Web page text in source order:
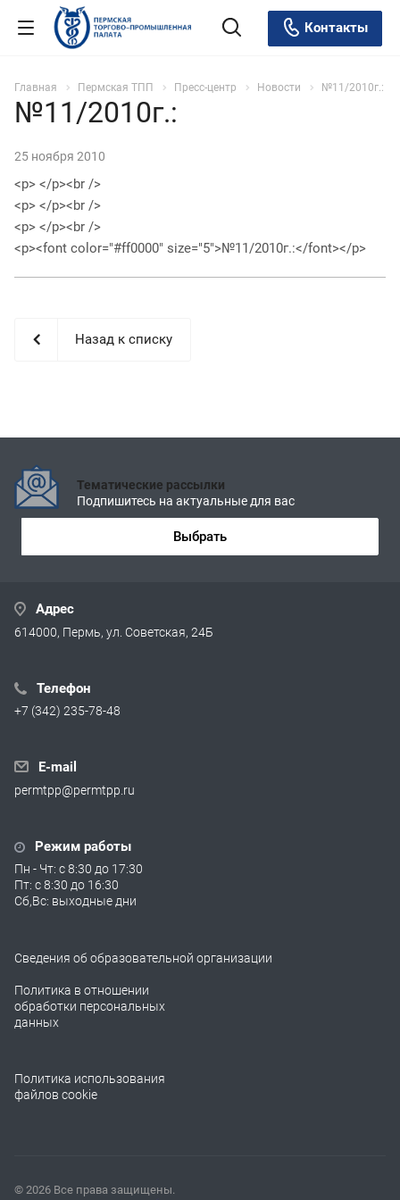
Контакты
Главная Пермская ТПП Пресс-центр Новости №11/2010г.:
№11/2010г.:
25 ноября 2010
<p> </p><br />
<p> </p><br />
<p> </p><br />
<p><font color="#ff0000" size="5">№11/2010г.:</font></p>
Назад к списку
Тематические рассылки
Подпишитесь на актуальные для вас
Выбрать
Адрес
614000, Пермь, ул. Советская, 24Б
Телефон
+7 (342) 235-78-48
E-mail
permtpp@permtpp.ru
Режим работы
Пн - Чт: с 8:30 до 17:30
Пт: с 8:30 до 16:30
Сб,Вс: выходные дни
Сведения об образовательной организации
Политика в отношении
обработки персональных
данных
Политика использования
файлов cookie
© 2026 Все права защищены.